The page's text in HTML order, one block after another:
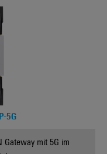
5G
Gateway mit 5G im